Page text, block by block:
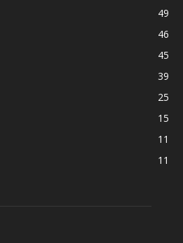
49
46
45
39
25
15
11
11